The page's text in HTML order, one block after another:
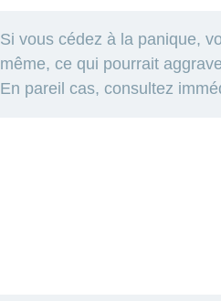
Si vous cédez à la panique,
même, ce qui pourrait
En pareil cas, consultez